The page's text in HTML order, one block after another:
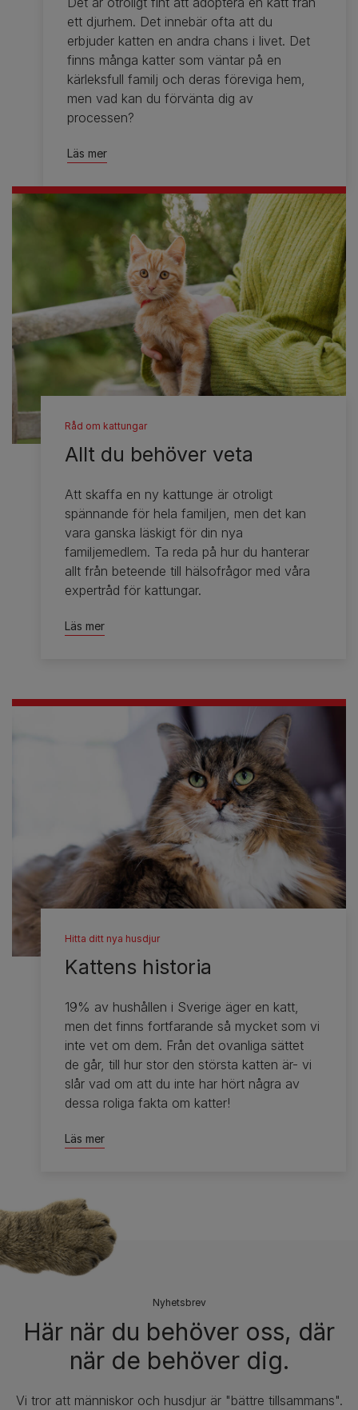
ett djurhem. Det innebär ofta att du
erbjuder katten en andra chans i livet. Det
finns många katter som väntar på en
kärleksfull familj och deras föreviga hem,
men vad kan du förvänta dig av
processen?
Läs mer
Råd om kattungar
Allt du behöver veta
Att skaffa en ny kattunge är otroligt
spännande för hela familjen, men det kan
vara ganska läskigt för din nya
familjemedlem. Ta reda på hur du hanterar
allt från beteende till hälsofrågor med våra
expertråd för kattungar.
Läs mer
Hitta ditt nya husdjur
Kattens historia
19% av hushållen i Sverige äger en katt,
men det finns fortfarande så mycket som vi
inte vet om dem. Från det ovanliga sättet
de går, till hur stor den största katten är- vi
slår vad om att du inte har hört några av
dessa roliga fakta om katter!
Läs mer
Nyhetsbrev
​​Här när du behöver oss, där
när de behöver dig.
​​Vi tror att människor och husdjur är "bättre tillsammans".